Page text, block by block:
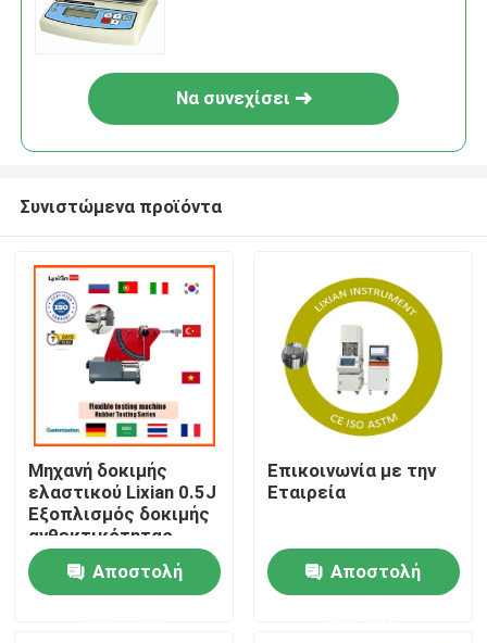
Σπίτι
Προϊόντα
Να συνεχίσει
Συνιστώμενα προϊόντα
Μηχανή δοκιμής
ελαστικού Lixian 0.5J
Εξοπλισμός δοκιμής
ανθεκτικότητας
ελαστικού
ελαστικούΑποστολή
Επικοινωνία με την
Εταιρεία
Αποστολή